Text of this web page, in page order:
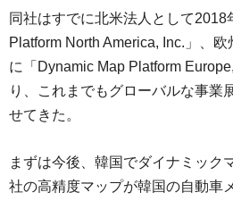
同社はすでに北米法人として
Platform North America, Inc.」、
に「Dynamic Map Platform
り、これまでもグローバルな事業
せてきた。
まずは今後、韓国でダイナミック
社の高精度マップが韓国の自動車